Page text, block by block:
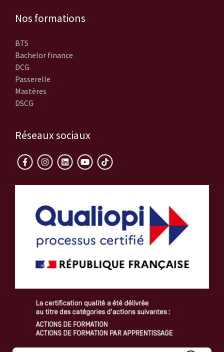
Nos formations
BTS
Bachelor finance
DCG
Passerelle
Mastères
DSCG
Réseaux sociaux